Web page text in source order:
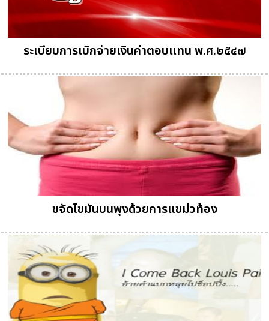
ระเบียบการเบิกจ่ายเงินค่าตอบแทน พ.ศ.๒๕๔๗
ขจัดไขมันบนพุงด้วยการแขม่วท้อง